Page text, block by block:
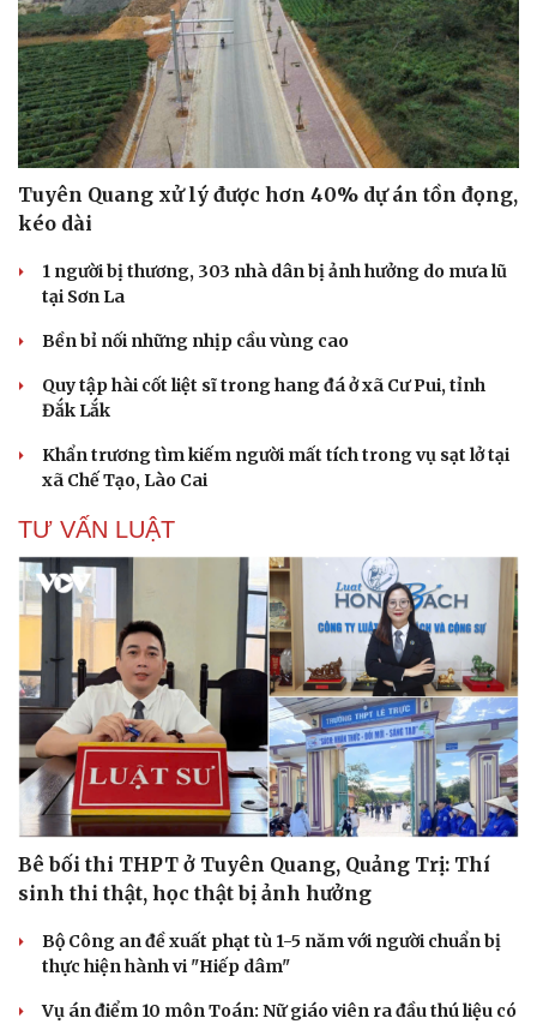
Văn hóa
Sân khấu - Điện ảnh
Văn học
Âm nhạc
Giải trí
Nghệ sĩ
Thời trang
Tuyên Quang xử lý được hơn 40% dự án tồn đọng,
kéo dài
1 người bị thương, 303 nhà dân bị ảnh hưởng do mưa lũ
tại Sơn La
Bền bỉ nối những nhịp cầu vùng cao
Quy tập hài cốt liệt sĩ trong hang đá ở xã Cư Pui, tỉnh
Đắk Lắk
Khẩn trương tìm kiếm người mất tích trong vụ sạt lở tại
xã Chế Tạo, Lào Cai
TƯ VẤN LUẬT
Bê bối thi THPT ở Tuyên Quang, Quảng Trị: Thí
sinh thi thật, học thật bị ảnh hưởng
Bộ Công an đề xuất phạt tù 1-5 năm với người chuẩn bị
thực hiện hành vi "Hiếp dâm"
Vụ án điểm 10 môn Toán: Nữ giáo viên ra đầu thú liệu có